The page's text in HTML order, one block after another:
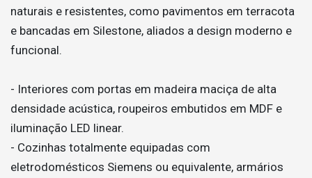
naturais e resistentes, como pavimentos em terracota
e bancadas em Silestone, aliados a design moderno e
funcional.
- Interiores com portas em madeira maciça de alta
densidade acústica, roupeiros embutidos em MDF e
iluminação LED linear.
- Cozinhas totalmente equipadas com
eletrodomésticos Siemens ou equivalente, armários